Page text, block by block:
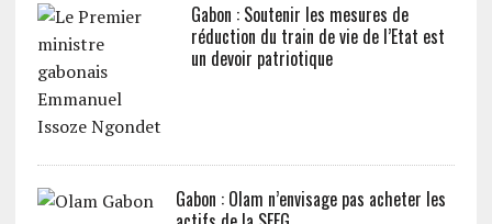
Gabon : Soutenir les mesures de
réduction du train de vie de l’Etat est
un devoir patriotique
Gabon : Olam n’envisage pas acheter les